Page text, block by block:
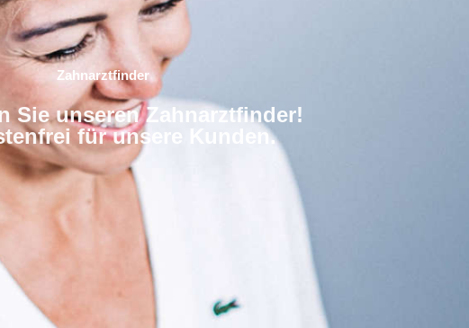
Zahnarztfinder
Sie unseren Zahnarztfinder!
für unsere Kunden.